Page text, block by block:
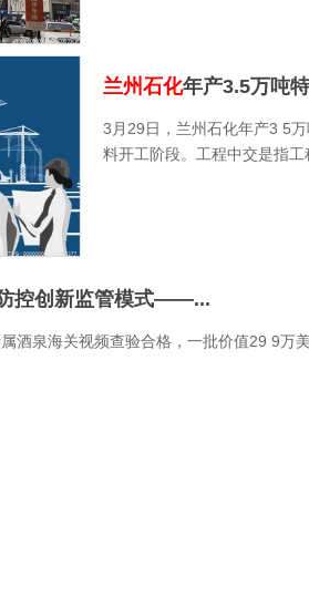
兰州石化年产3.5万吨
3月29日，兰州石化年产3 5
料开工阶段。工程中交是指
控创新监管模式——...
酒泉海关视频查验合格，一批价值29 9万